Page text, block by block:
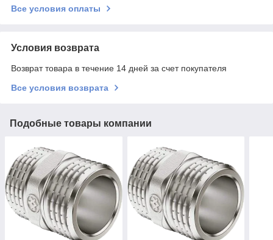
Все условия оплаты
Условия возврата
Возврат товара в течение 14 дней за счет покупателя
Все условия возврата
Подобные товары компании